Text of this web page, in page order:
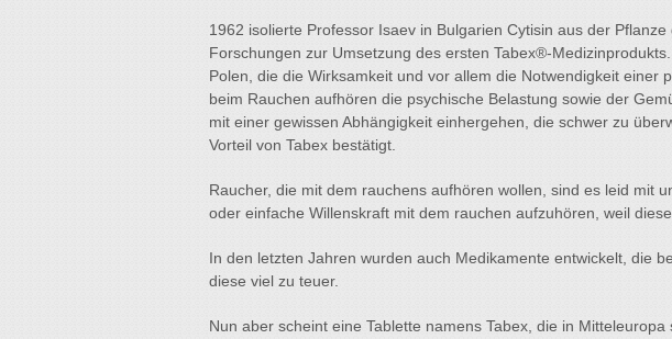
1962 isolierte Professor Isaev in Bulgarien Cytisin aus der
Forschungen zur Umsetzung des ersten Tabex®-
Polen, die die Wirksamkeit und vor allem die Notwendigkeit
beim Rauchen aufhören die psychische Belastung sowie der
mit einer gewissen Abhängigkeit einhergehen, die schwer zu
Vorteil von Tabex bestätigt.
Raucher, die mit dem rauchens aufhören wollen, sind es leid mit
oder einfache Willenskraft mit dem rauchen aufzuhören, weil
In den letzten Jahren wurden auch Medikamente entwickelt, die
diese viel zu teuer.
Nun aber scheint eine Tablette namens Tabex, die in